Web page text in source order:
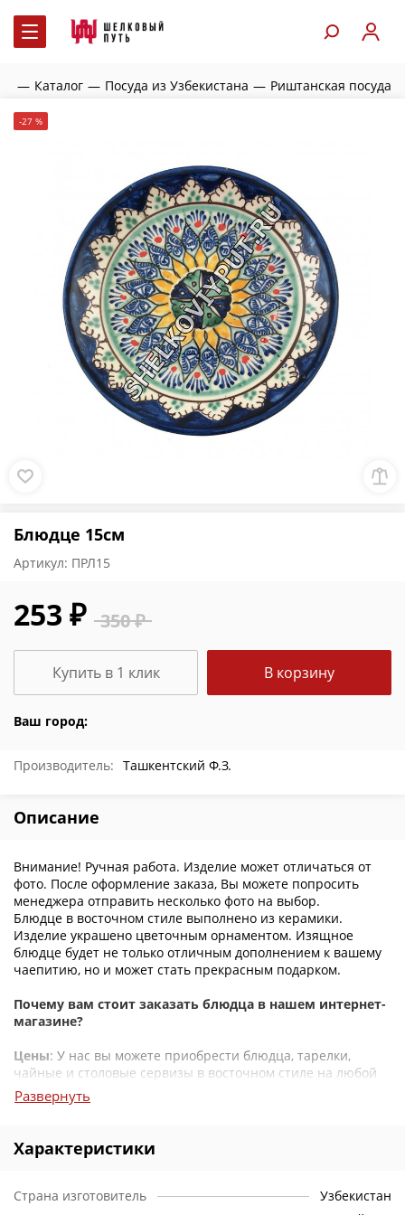
— Каталог — Посуда из Узбекистана — Риштанская посуда
-27 %
Блюдце 15см
Артикул: ПРЛ15
350 ₽
253 ₽
Ваш город:
В корзину
Купить в 1 клик
Производитель: Ташкентский Ф.З.
Описание
Внимание! Ручная работа. Изделие может отличаться от
фото. После оформление заказа, Вы можете попросить
менеджера отправить несколько фото на выбор.
Блюдце в восточном стиле выполнено из керамики.
Изделие украшено цветочным орнаментом. Изящное
блюдце будет не только отличным дополнением к вашему
чаепитию, но и может стать прекрасным подарком.
Почему вам стоит заказать блюдца в нашем интернет-
магазине?
Цены: У нас вы можете приобрести блюдца, тарелки,
чайные и столовые сервизы в восточном стиле на любой
вкус по самым доступным ценам.
ассортименту, вы можете позвонить нам, и наши
консультанты обязательно помогут вам с выбором и
: Вы можете сделать заказ
Развернуть
Характеристики
Страна изготовитель
Узбекистан